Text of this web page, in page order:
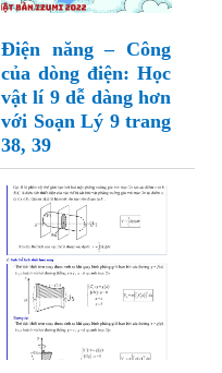
Điện năng – Công
của dòng điện: Học
vật lí 9 dễ dàng hơn
với Soạn Lý 9 trang
38, 39